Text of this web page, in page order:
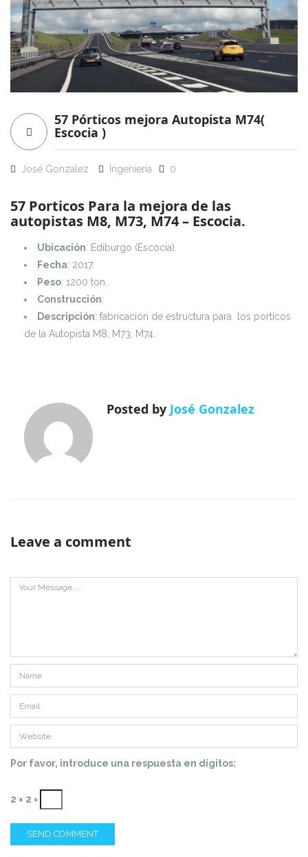
57 Pórticos mejora Autopista M74(
Escocia )
José Gonzalez Ingeniería 0
57 Porticos Para la mejora de las
autopistas M8, M73, M74 – Escocia.
Ubicación: Ediburgo (Escocia).
Fecha: 2017.
Peso: 1200 ton.
Construcción:
Descripción: fabricación de estructura para los porticos
de la Autopista M8, M73, M74.
Posted by José Gonzalez
Leave a comment
Por favor, introduce una respuesta en dígitos:
2 × 2 =